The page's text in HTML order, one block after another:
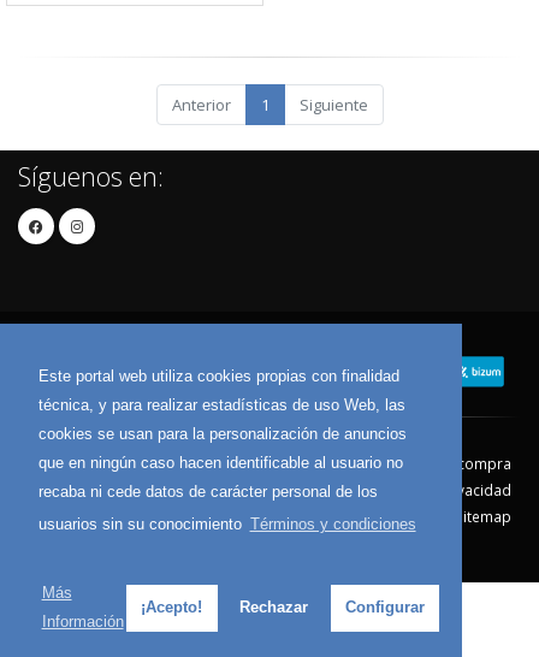
Este portal web utiliza cookies propias con finalidad
técnica, y para realizar estadísticas de uso Web, las
cookies se usan para la personalización de anuncios
que en ningún caso hacen identificable al usuario no
recaba ni cede datos de carácter personal de los
usuarios sin su conocimiento Términos y condiciones
Más
Información
¡Acepto! Rechazar Configurar
Anterior 1 Siguiente
Síguenos en:
Contacto Aviso Legal
Condiciones de compra
Política de envíos
Política de devolución
Política de Privacidad
Política de Cookies
Sitemap